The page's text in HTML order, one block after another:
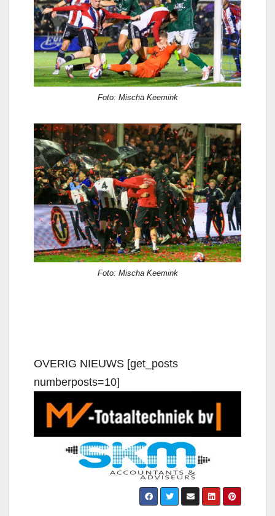
Foto: Mischa Keemink
Foto: Mischa Keemink
OVERIG NIEUWS [get_posts
numberposts=10]